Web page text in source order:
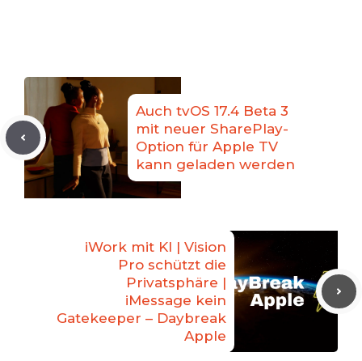
Auch tvOS 17.4 Beta 3
mit neuer SharePlay-
Option für Apple TV
kann geladen werden
iWork mit KI | Vision
Pro schützt die
Privatsphäre |
iMessage kein
Gatekeeper – Daybreak
Apple